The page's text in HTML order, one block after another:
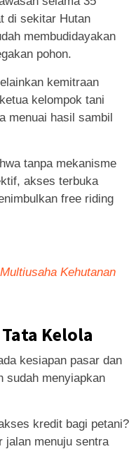
di sekitar Hutan
membudidayakan
pohon.
kemitraan
kelompok tani
menuai hasil sambil
tanpa mekanisme
akses terbuka
free riding
Kehutanan
Kelola
kesiapan pasar dan
sudah menyiapkan
kredit bagi petani?
jalan menuju sentra